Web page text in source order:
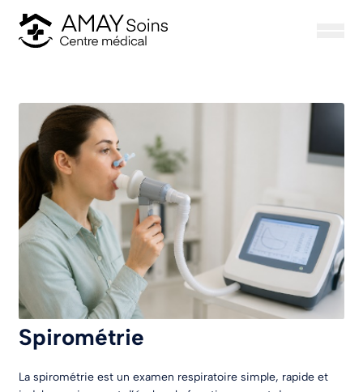
Spirométrie
La spirométrie est un examen respiratoire simple, rapide et